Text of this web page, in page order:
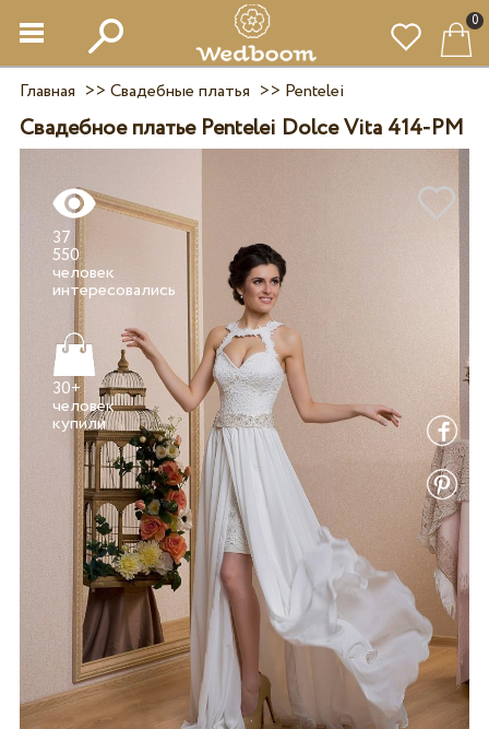
0
Главная >> Свадебные платья >> Pentelei
Свадебное платье Pentelei Dolce Vita 414-PM
37
550
человек
30+
человек
купили